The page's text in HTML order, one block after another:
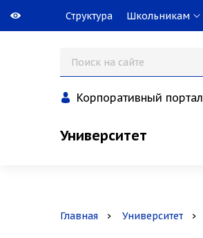
Структура Школьникам
Корпоративный портал
Университет
Главная Университет